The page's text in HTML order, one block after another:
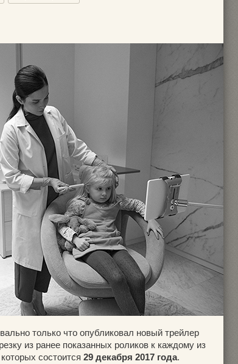
только что опубликовал новый трейлер
из ранее показанных роликов к каждому из
состоится 29 декабря 2017 года.